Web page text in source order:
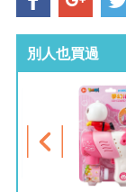
別人也買過